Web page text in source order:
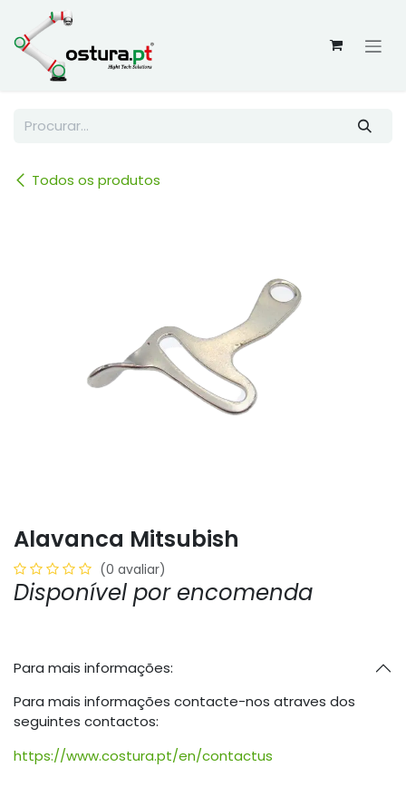
Skip to Content
Todos os produtos
Alavanca Mitsubish
(0 avaliar)
Disponível por encomenda
Para mais informações:
Para mais informações contacte-nos atraves dos
seguintes contactos:
https://www.costura.pt/en/contactus